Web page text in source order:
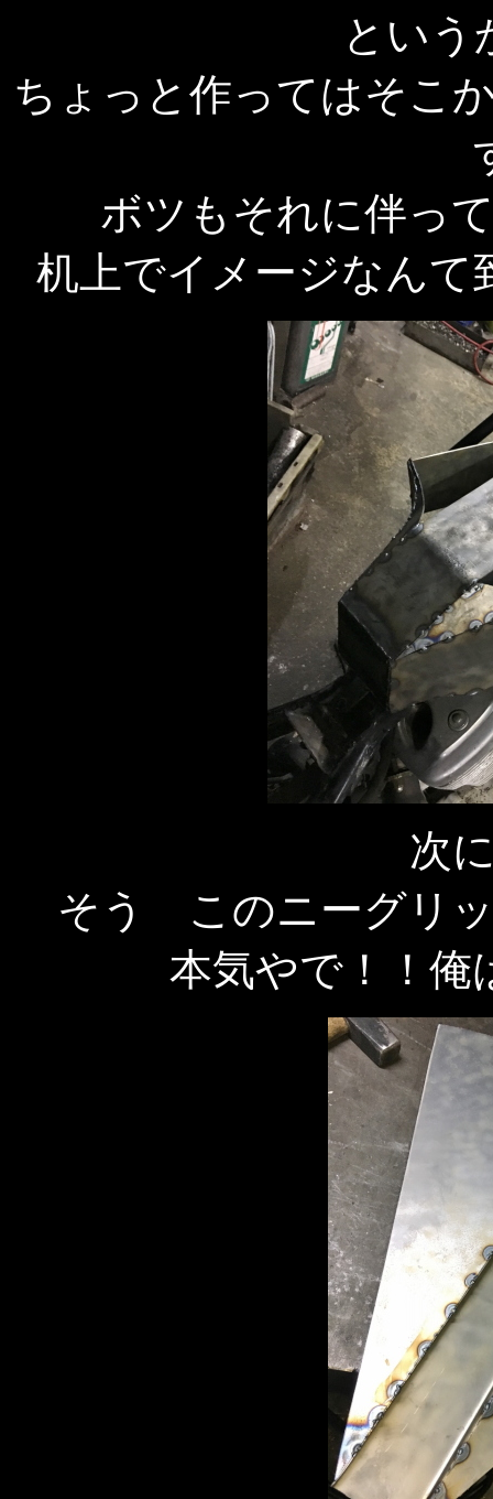
という
ちょっと作ってはそこ
ボツもそれに伴っ
机上でイメージなんて
次
そう このニーグリ
本気やで！！俺